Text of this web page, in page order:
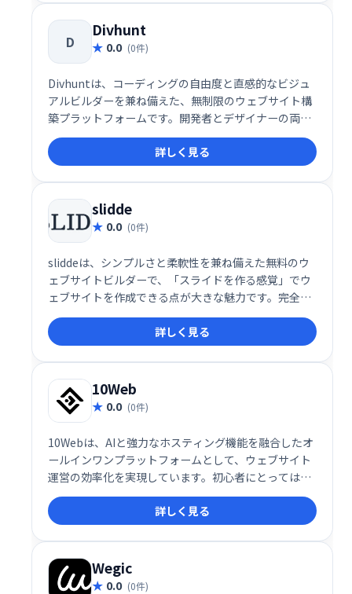
D
Divhunt
0.0 (0件)
Divhuntは、コーディングの自由度と直感的なビジュ
アルビルダーを兼ね備えた、無制限のウェブサイト構
築プラットフォームです。開発者とデザイナーの両方
に対応し、コード不要のドラッグ＆ドロップ操作と、
カスタムコードの統合を柔軟に組み合わせることがで
きます。SEO最適化、CMS、REST API、プラグイン、
ローカライゼーション、カスタムファイル管理など、
包括的な機能を備えており、個人ユーザーからエンタ
ープライズまで対応可能な多機能なサイト構築環境を
提供します。
詳しく見る
slidde
0.0 (0件)
sliddeは、シンプルさと柔軟性を兼ね備えた無料のウ
ェブサイトビルダーで、「スライドを作る感覚」でウ
ェブサイトを作成できる点が大きな魅力です。完全レ
スポンシブデザイン、多用途なテンプレート、豊富な
無料リソースにより、初心者でもプロフェッショナル
な仕上がりのサイトを簡単に作成できます。無料プラ
ンでも十分な機能を備え、年額19ドルのプラスプラン
ではさらに高度なカスタマイズや分析機能が利用可能
です。
詳しく見る
10Web
0.0 (0件)
10Webは、AIと強力なホスティング機能を融合したオ
ールインワンプラットフォームとして、ウェブサイト
運営の効率化を実現しています。初心者にとっては簡
単な操作性が魅力であり、プロフェッショナルにとっ
ては高い拡張性と効率性が評価されています。これか
らサイトを立ち上げたい方や、運営をより効率化した
い方に最適なサービスと言えるでしょう。
詳しく見る
Wegic
0.0 (0件)